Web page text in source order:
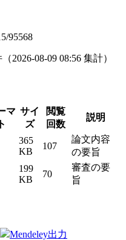
95568
（2026-08-09 08:56 集計）
マ サイ
ズ
閲覧
回数
説明
365
KB
107
論文内容
の要旨
199
KB
70
審査の要
旨
Mendeley出力